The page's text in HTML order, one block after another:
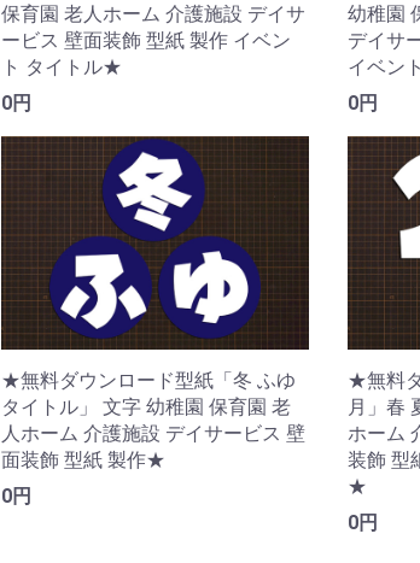
保育園 老人ホーム 介護施設 デイサ
ービス 壁面装飾 型紙 製作 イベン
ト タイトル★
0円
幼稚園
デイサ
イベン
0円
★無料ダウンロード型紙「冬 ふゆ
タイトル」 文字 幼稚園 保育園 老
人ホーム 介護施設 デイサービス 壁
面装飾 型紙 製作★
0円
★無料
月」春
ホーム
装飾 型
★
0円